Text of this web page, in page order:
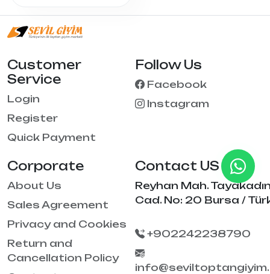
Corporate
About Us
Sales Agreement
Privacy and Cookies
Return and
Cancellation Policy
Customer
Service
Login
Register
Quick Payment
Follow Us
Facebook
Instagram
Contact US
Reyhan Mah.
Cad. No: 20 Bursa /
+902242238790